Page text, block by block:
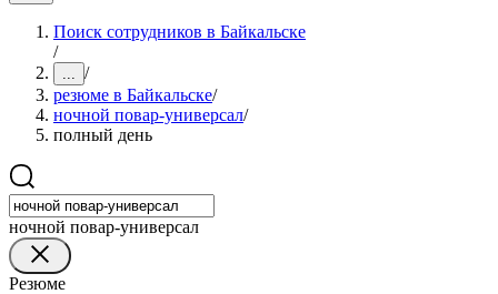
Поиск сотрудников в Байкальске
/
... /
резюме в Байкальске/
ночной повар-универсал/
полный день
ночной повар-универсал
Резюме